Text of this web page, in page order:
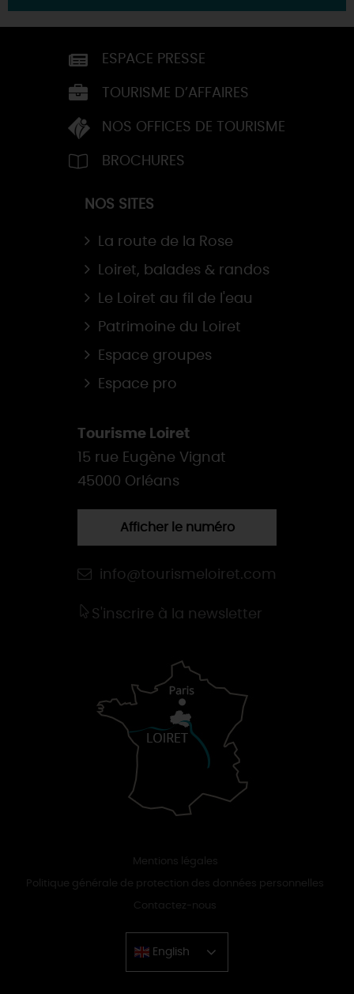
ESPACE PRESSE
TOURISME D’AFFAIRES
NOS OFFICES DE TOURISME
BROCHURES
NOS SITES
La route de la Rose
Loiret, balades & randos
Le Loiret au fil de l'eau
Patrimoine du Loiret
Espace groupes
Espace pro
Tourisme Loiret
15 rue Eugène Vignat
45000 Orléans
Afficher le numéro
info@tourismeloiret.com
S'inscrire à la newsletter
Mentions légales
Politique générale de protection des données personnelles
Contactez-nous
English
Chinese